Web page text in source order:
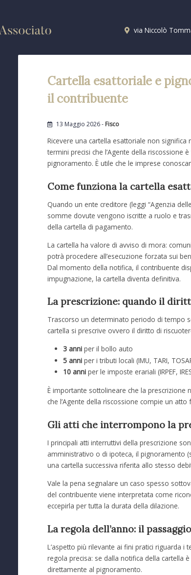
via Niccolò
Cartella esattoriale e
il contribuente
13 Maggio 2026 - Fisco
Ricevere una cartella esattoriale non
termini precisi che l’Agente della
pignoramento. È utile che le imprese
Come funziona la cartella
Quando un ente creditore (leggi “Agenzia
somme dovute vengono iscritte a ruolo e
della cartella di pagamento.
La cartella ha valore di avviso di mora:
potrà procedere all’esecuzione forzata sui
Dal momento della notifica, il contribuente
impugnazione, la cartella diventa definitiva.
La prescrizione: quando il
Trascorso un determinato periodo di tempo
cartella si prescrive ovvero il diritto di
3 anniper il bollo auto
5 anniper i tributi locali (IMU, TARI,
10 anniper le imposte erariali (IRPEF,
È importante sottolineare che la
che l’Agente della riscossione compie un
Gli atti che interrompono la
I principali atti interruttivi della prescrizione
amministrativo o di ipoteca, il pignoramento
una cartella successiva riferita allo stesso
Vale la pena segnalare un caso spesso
del contribuente viene interpretata come
eccepirla per tutta la durata della dilazione.
La regola dell’anno: il
L’aspetto più rilevante ai fini pratici riguarda i
regola precisa: se dalla notifica della cartella
direttamente al pignoramento.